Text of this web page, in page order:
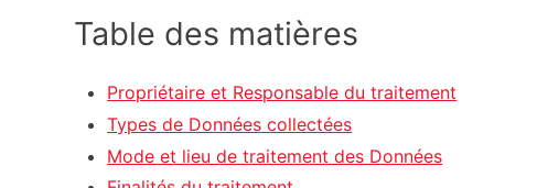
Table des matières
Propriétaire et Responsable du traitement
Types de Données collectées
Mode et lieu de traitement des Données